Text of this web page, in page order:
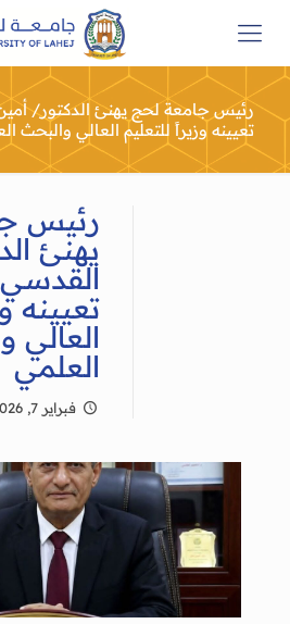
رئيس جامعة لحج يهنئ الدكتور/
تعيينه وزيراً للتعليم العالي والبحث
رئيس
يهنئ
تعيينه
العالي
العلمي
فبراير 7, 2026